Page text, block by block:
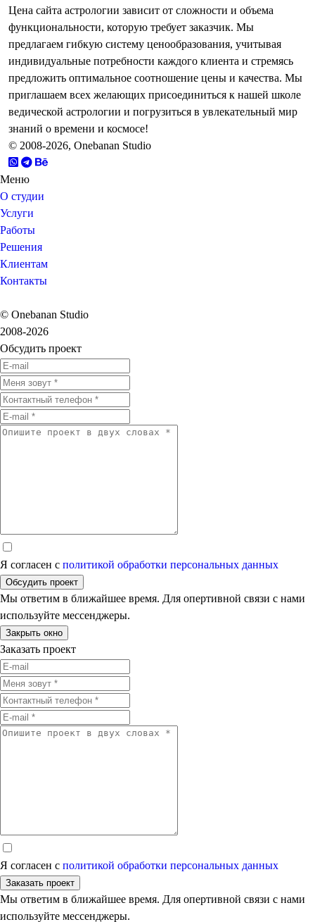
Цена сайта астрологии зависит от сложности и объема
функциональности, которую требует заказчик. Мы
предлагаем гибкую систему ценообразования, учитывая
индивидуальные потребности каждого клиента и стремясь
предложить оптимальное соотношение цены и качества. Мы
приглашаем всех желающих присоединиться к нашей школе
ведической астрологии и погрузиться в увлекательный мир
знаний о времени и космосе!
© 2008-2026, Onebanan Studio
Меню
О студии
Услуги
Работы
Решения
Клиентам
Контакты
© Onebanan Studio
2008-2026
Обсудить проект
Я согласен с политикой обработки персональных данных
Обсудить проект
Мы ответим в ближайшее время. Для опертивной связи с нами
используйте мессенджеры.
Закрыть окно
Заказать проект
Я согласен с политикой обработки персональных данных
Заказать проект
Мы ответим в ближайшее время. Для опертивной связи с нами
используйте мессенджеры.